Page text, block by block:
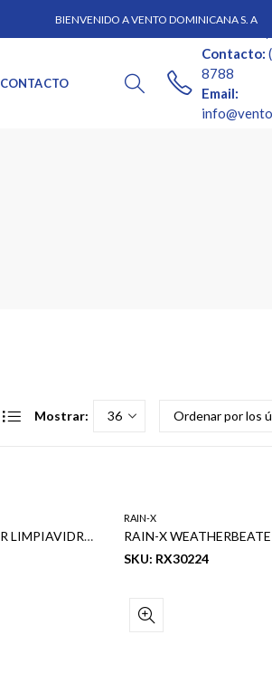
BIENVENIDO A VENTO DOMINICANA S. A
CONTACTO
Contacto:
8788
Email:
Mostrar:
RAIN-X WEATHERBEATER LIMPIAVIDRIOS 26″
RAIN-X
SKU: RX30224